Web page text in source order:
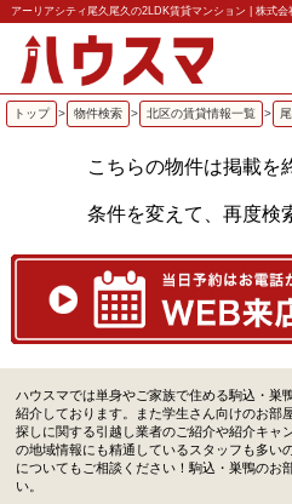
アーリアシティ尾久尾久の2LDK賃貸マンション | 株式会
トップ > 物件検索 > 北区の賃貸情報一覧 >
こちらの物件は掲載を
条件を変えて、再度検
ハウスマでは単身やご家族で住める駒込・巣
紹介しております。また学生さん向けのお部
探しに関する引越し業者のご紹介や紹介キャ
の地域情報にも精通しているスタッフも多い
についてもご相談ください！駒込・巣鴨のお
い。